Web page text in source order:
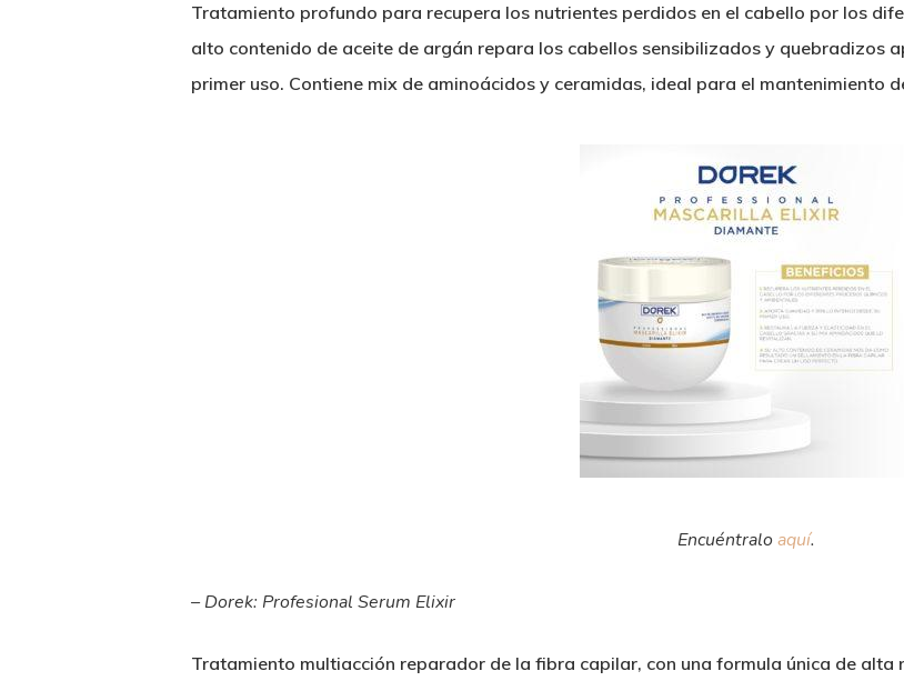
Tratamiento profundo para recupera los nutrientes perdidos en el cabello por los
alto contenido de aceite de argán repara los cabellos sensibilizados y quebradizos
primer uso. Contiene mix de aminoácidos y ceramidas, ideal para el mantenimiento
Encuéntraloaquí.
– Dorek: Profesional Serum Elixir
Tratamiento multiacción reparador de la fibra capilar, con una formula única de alta